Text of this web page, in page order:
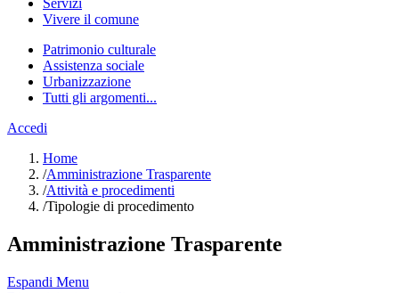
Servizi
Vivere il comune
Patrimonio culturale
Assistenza sociale
Urbanizzazione
Tutti gli argomenti...
Accedi
Home
/Amministrazione Trasparente
/Attività e procedimenti
/Tipologie di procedimento
Amministrazione Trasparente
Espandi Menu